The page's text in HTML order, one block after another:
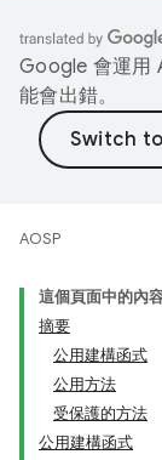
Google 會運用
能會出錯。
AOSP
這個頁面中的內
摘要
公用建構函式
公用方法
受保護的方法
公用建構函式